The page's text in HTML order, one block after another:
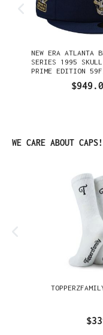
NEW ERA ATLANTA
SERIES 1995 SKULL
PRIME EDITION
Omitir la galería de
WE CARE ABOUT CAPS!